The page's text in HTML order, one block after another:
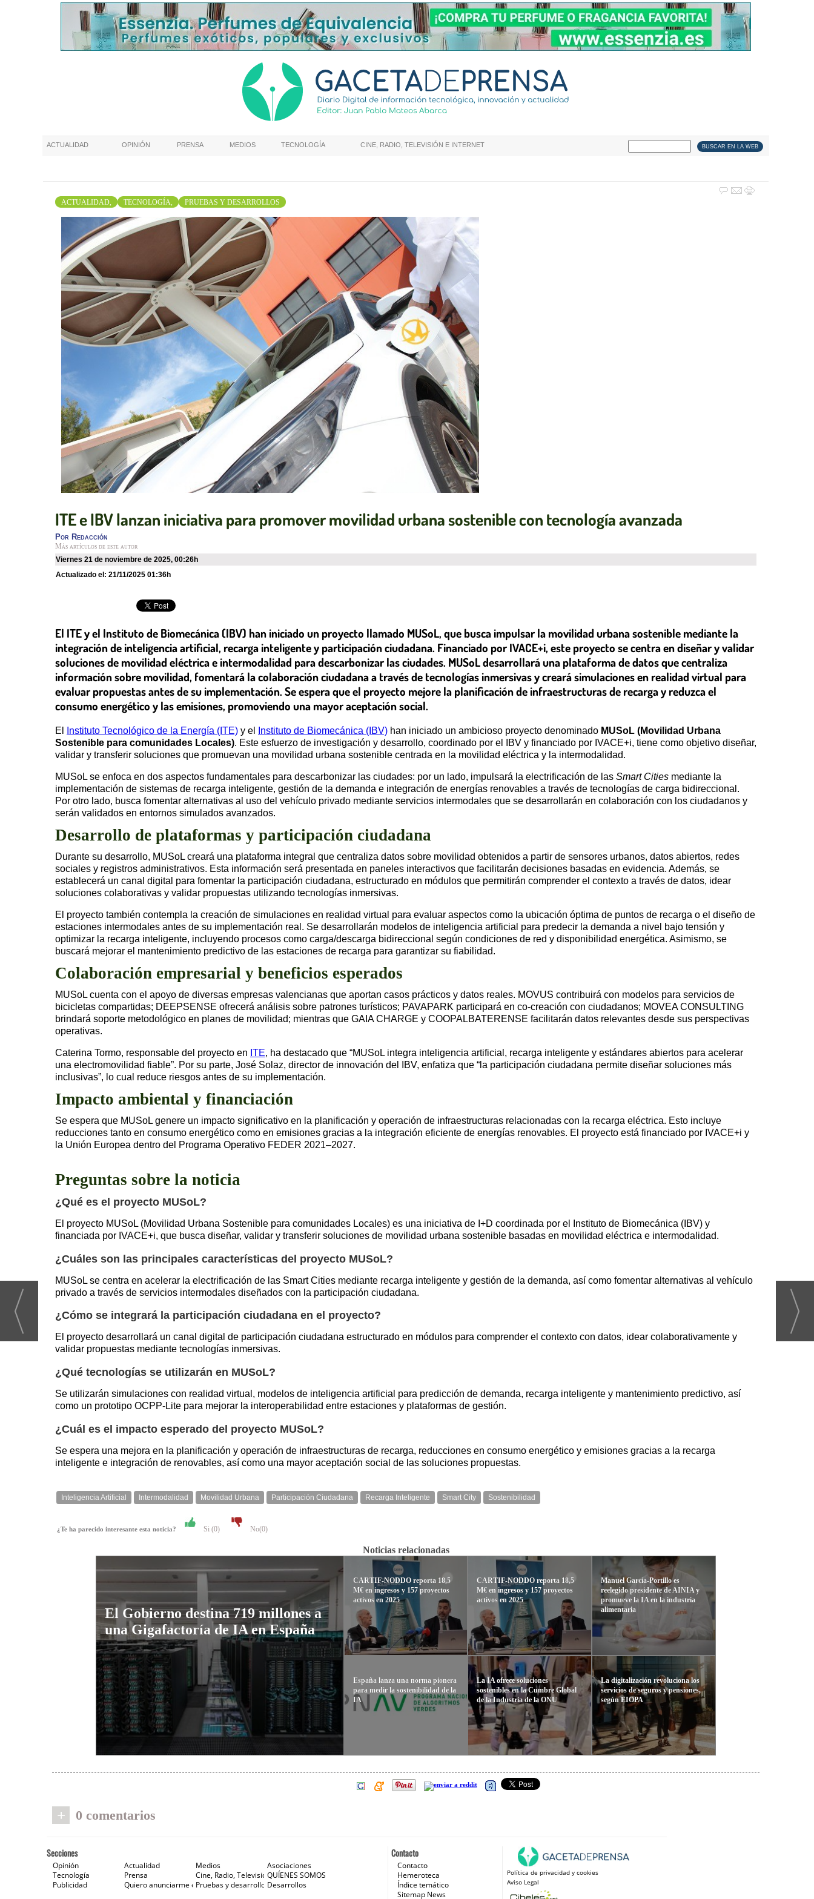
ACTUALIDAD OPINIÓN PRENSA MEDIOS TECNOLOGÍA CINE, RADIO, TELEVISIÓN E INTERNET
ACTUALIDAD, TECNOLOGÍA, PRUEBAS Y DESARROLLOS
ITE e IBV lanzan iniciativa para promover movilidad urbana sostenible con tecnología avanzada
Por Redacción
Más artículos de este autor
viernes 21 de noviembre de 2025, 00:26h
Actualizado el: 21/11/2025 01:36h
El ITE y el Instituto de Biomecánica (IBV) han iniciado un proyecto llamado MUSoL, que busca impulsar la movilidad urbana sostenible mediante la
integración de inteligencia artificial, recarga inteligente y participación ciudadana. Financiado por IVACE+i, este proyecto se centra en diseñar y validar
soluciones de movilidad eléctrica e intermodalidad para descarbonizar las ciudades. MUSoL desarrollará una plataforma de datos que centraliza
información sobre movilidad, fomentará la colaboración ciudadana a través de tecnologías inmersivas y creará simulaciones en realidad virtual para
evaluar propuestas antes de su implementación. Se espera que el proyecto mejore la planificación de infraestructuras de recarga y reduzca el
consumo energético y las emisiones, promoviendo una mayor aceptación social.
El Instituto Tecnológico de la Energía (ITE) y el Instituto de Biomecánica (IBV) han iniciado un ambicioso proyecto denominado MUSoL (Movilidad Urbana
Sostenible para comunidades Locales). Este esfuerzo de investigación y desarrollo, coordinado por el IBV y financiado por IVACE+i, tiene como objetivo diseñar,
validar y transferir soluciones que promuevan una movilidad urbana sostenible centrada en la movilidad eléctrica y la intermodalidad.
MUSoL se enfoca en dos aspectos fundamentales para descarbonizar las ciudades: por un lado, impulsará la electrificación de las Smart Cities mediante la
implementación de sistemas de recarga inteligente, gestión de la demanda e integración de energías renovables a través de tecnologías de carga bidireccional.
Por otro lado, busca fomentar alternativas al uso del vehículo privado mediante servicios intermodales que se desarrollarán en colaboración con los ciudadanos y
serán validados en entornos simulados avanzados.
Desarrollo de plataformas y participación ciudadana
Durante su desarrollo, MUSoL creará una plataforma integral que centraliza datos sobre movilidad obtenidos a partir de sensores urbanos, datos abiertos, redes
sociales y registros administrativos. Esta información será presentada en paneles interactivos que facilitarán decisiones basadas en evidencia. Además, se
establecerá un canal digital para fomentar la participación ciudadana, estructurado en módulos que permitirán comprender el contexto a través de datos, idear
soluciones colaborativas y validar propuestas utilizando tecnologías inmersivas.
El proyecto también contempla la creación de simulaciones en realidad virtual para evaluar aspectos como la ubicación óptima de puntos de recarga o el diseño de
estaciones intermodales antes de su implementación real. Se desarrollarán modelos de inteligencia artificial para predecir la demanda a nivel bajo tensión y
optimizar la recarga inteligente, incluyendo procesos como carga/descarga bidireccional según condiciones de red y disponibilidad energética. Asimismo, se
buscará mejorar el mantenimiento predictivo de las estaciones de recarga para garantizar su fiabilidad.
Colaboración empresarial y beneficios esperados
MUSoL cuenta con el apoyo de diversas empresas valencianas que aportan casos prácticos y datos reales. MOVUS contribuirá con modelos para servicios de
bicicletas compartidas; DEEPSENSE ofrecerá análisis sobre patrones turísticos; PAVAPARK participará en co-creación con ciudadanos; MOVEA CONSULTING
brindará soporte metodológico en planes de movilidad; mientras que GAIA CHARGE y COOPALBATERENSE facilitarán datos relevantes desde sus perspectivas
operativas.
Caterina Tormo, responsable del proyecto en ITE, ha destacado que “MUSoL integra inteligencia artificial, recarga inteligente y estándares abiertos para acelerar
una electromovilidad fiable”. Por su parte, José Solaz, director de innovación del IBV, enfatiza que “la participación ciudadana permite diseñar soluciones más
inclusivas”, lo cual reduce riesgos antes de su implementación.
Impacto ambiental y financiación
Se espera que MUSoL genere un impacto significativo en la planificación y operación de infraestructuras relacionadas con la recarga eléctrica. Esto incluye
reducciones tanto en consumo energético como en emisiones gracias a la integración eficiente de energías renovables. El proyecto está financiado por IVACE+i y
la Unión Europea dentro del Programa Operativo FEDER 2021–2027.
Preguntas sobre la noticia
¿Qué es el proyecto MUSoL?
El proyecto MUSoL (Movilidad Urbana Sostenible para comunidades Locales) es una iniciativa de I+D coordinada por el Instituto de Biomecánica (IBV) y
financiada por IVACE+i, que busca diseñar, validar y transferir soluciones de movilidad urbana sostenible basadas en movilidad eléctrica e intermodalidad.
¿Cuáles son las principales características del proyecto MUSoL?
MUSoL se centra en acelerar la electrificación de las Smart Cities mediante recarga inteligente y gestión de la demanda, así como fomentar alternativas al vehículo
privado a través de servicios intermodales diseñados con la participación ciudadana.
¿Cómo se integrará la participación ciudadana en el proyecto?
El proyecto desarrollará un canal digital de participación ciudadana estructurado en módulos para comprender el contexto con datos, idear colaborativamente y
validar propuestas mediante tecnologías inmersivas.
¿Qué tecnologías se utilizarán en MUSoL?
Se utilizarán simulaciones con realidad virtual, modelos de inteligencia artificial para predicción de demanda, recarga inteligente y mantenimiento predictivo, así
como un prototipo OCPP-Lite para mejorar la interoperabilidad entre estaciones y plataformas de gestión.
¿Cuál es el impacto esperado del proyecto MUSoL?
Se espera una mejora en la planificación y operación de infraestructuras de recarga, reducciones en consumo energético y emisiones gracias a la recarga
inteligente e integración de renovables, así como una mayor aceptación social de las soluciones propuestas.
Inteligencia Artificial Intermodalidad Movilidad Urbana Participación Ciudadana Recarga Inteligente Smart City Sostenibilidad
¿Te ha parecido interesante esta noticia? Si (0) No(0)
Noticias relacionadas
El Gobierno destina 719 millones a
una Gigafactoría de IA en España
CARTIF-NODDO reporta 18,5
M€ en ingresos y 157 proyectos
activos en 2025
España lanza una norma pionera
para medir la sostenibilidad de la
IA
CARTIF-NODDO reporta 18,5
M€ en ingresos y 157 proyectos
activos en 2025
La IA ofrece soluciones
sostenibles en la Cumbre Global
de la Industria de la ONU
Manuel García-Portillo es
reelegido presidente de AINIA y
promueve la IA en la industria
alimentaria
La digitalización revoluciona los
servicios de seguros y pensiones,
según EIOPA
+ 0 comentarios
Contacto
Contacto
Hemeroteca
Índice temático
Sitemap News
Política de privacidad y cookies
Aviso Legal
Secciones
Opinión Actualidad Medios
Asociaciones
Tecnología
Prensa Cine, Radio, Televisión e Internet
QUÍENES SOMOS
Publicidad
Quiero anunciarme en Gaceta de Prensa
Pruebas y desarrollosDesarrollos